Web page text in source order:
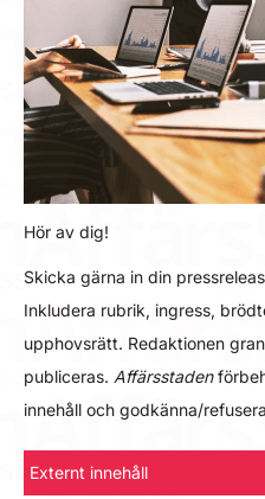
Hör av dig!
Skicka gärna in din
Inkludera rubrik, ingress,
upphovsrätt. Redaktionen
publiceras. Affärsstaden
innehåll och godkänna/
Externt innehåll